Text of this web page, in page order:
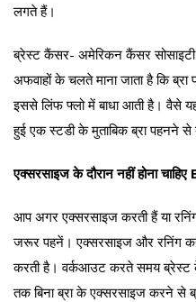
लगते हैं।
ब्रेस्ट कैंसर- अमेरिकन कैंसर
अफवाहों के चलते माना जाता है कि
इससे लिंफ फ्लो में बाधा आती है। वैसे
हुई एक स्टडी के मुताबिक ब्रा पहनने से
एक्सरसाइज के दौरान नहीं होना
आप अगर एक्सरसाइज करती हैं या
जरूर पहनें। एक्सरसाइज और रनिंग
करती है। वर्कआउट करते समय
तक बिना ब्रा के एक्सरसाइज करने से